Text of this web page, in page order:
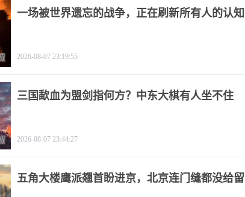
一场被世界遗忘的战争，正在刷新所有人的认知
2026-08-07 23:19:55
三国歃血为盟剑指何方？中东大棋有人坐不住
2026-08-07 23:44:27
五角大楼鹰派翘首盼进京，北京连门缝都没给留